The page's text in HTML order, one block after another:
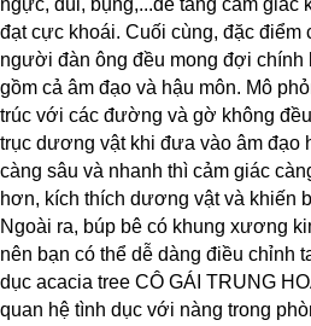
ngực, đùi, bụng,...để tăng cảm giác
đạt cực khoái. Cuối cùng, đặc điểm
người đàn ông đều mong đợi chính
gồm cả âm đạo và hậu môn. Mô
trúc với các đường và gờ không
trục dương vật khi đưa vào âm đạo
càng sâu và nhanh thì cảm giác
hơn, kích thích dương vật và khiến
Ngoài ra, búp bê có khung xương
nên bạn có thể dễ dàng điều chỉnh
dục acacia tree CÔ GÁI TRUNG
quan hệ tình dục với nàng trong